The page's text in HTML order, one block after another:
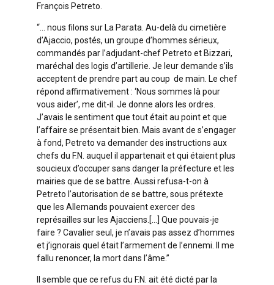
François Petreto.
“… nous filons sur La Parata. Au-delà du cimetière
d’Ajaccio, postés, un groupe d’hommes sérieux,
commandés par l’adjudant-chef Petreto et Bizzari,
maréchal des logis d’artillerie. Je leur demande s’ils
acceptent de prendre part au coup de main. Le chef
répond affirmativement : ‘Nous sommes là pour
vous aider’, me dit-il. Je donne alors les ordres.
J’avais le sentiment que tout était au point et que
l’affaire se présentait bien. Mais avant de s’engager
à fond, Petreto va demander des instructions aux
chefs du F.N. auquel il appartenait et qui étaient plus
soucieux d’occuper sans danger la préfecture et les
mairies que de se battre. Aussi refusa-t-on à
Petreto l’autorisation de se battre, sous prétexte
que les Allemands pouvaient exercer des
représailles sur les Ajacciens.[…] Que pouvais-je
faire ? Cavalier seul, je n’avais pas assez d’hommes
et j’ignorais quel était l’armement de l’ennemi. Il me
fallu renoncer, la mort dans l’âme.”
Il semble que ce refus du F.N. ait été dicté par la